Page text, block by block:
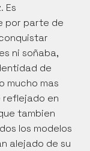
Es
por parte de
ni soñaba,
de
mucho mas
reflejado en
tambien
los modelos
alejado de su